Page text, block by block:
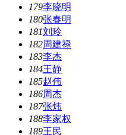
179李晓明
180张春明
181刘玲
182周建禄
183李杰
184王静
185赵伟
186周杰
187张炜
188李家权
189王民